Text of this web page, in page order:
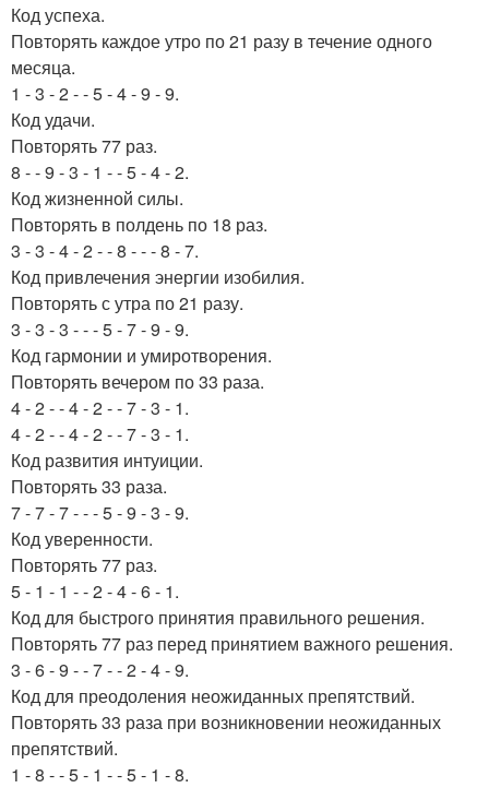
Код успеха.
Повторять каждое утро по 21 разу в течение одного
месяца.
1 - 3 - 2 - - 5 - 4 - 9 - 9.
Код удачи.
Повторять 77 раз.
8 - - 9 - 3 - 1 - - 5 - 4 - 2.
Код жизненной силы.
Повторять в полдень по 18 раз.
3 - 3 - 4 - 2 - - 8 - - - 8 - 7.
Код привлечения энергии изобилия.
Повторять с утра по 21 разу.
3 - 3 - 3 - - - 5 - 7 - 9 - 9.
Код гармонии и умиротворения.
Повторять вечером по 33 раза.
4 - 2 - - 4 - 2 - - 7 - 3 - 1.
4 - 2 - - 4 - 2 - - 7 - 3 - 1.
Код развития интуиции.
Повторять 33 раза.
7 - 7 - 7 - - - 5 - 9 - 3 - 9.
Код уверенности.
Повторять 77 раз.
5 - 1 - 1 - - 2 - 4 - 6 - 1.
Код для быстрого принятия правильного решения.
Повторять 77 раз перед принятием важного решения.
3 - 6 - 9 - - 7 - - 2 - 4 - 9.
Код для преодоления неожиданных препятствий.
Повторять 33 раза при возникновении неожиданных
препятствий.
1 - 8 - - 5 - 1 - - 5 - 1 - 8.